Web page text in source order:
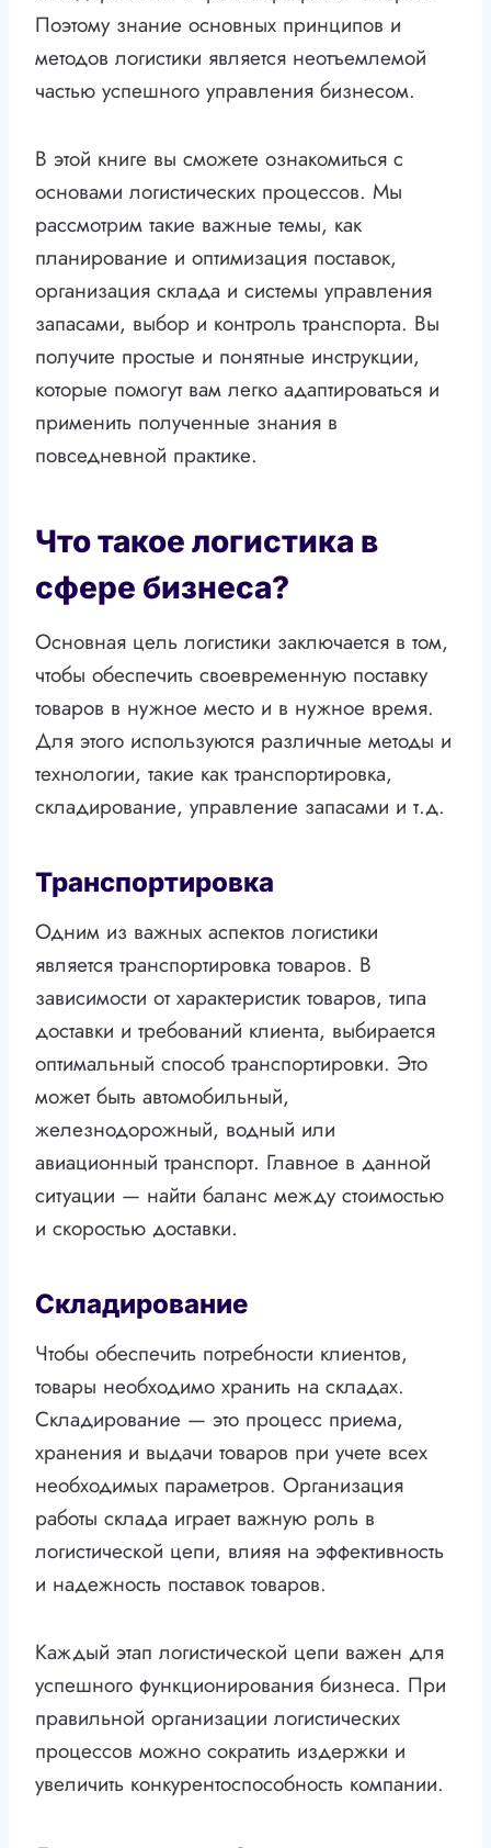
Поэтому знание основных принципов и
методов логистики является неотъемлемой
частью успешного управления бизнесом.
В этой книге вы сможете ознакомиться с
основами логистических процессов. Мы
рассмотрим такие важные темы, как
планирование и оптимизация поставок,
организация склада и системы управления
запасами, выбор и контроль транспорта. Вы
получите простые и понятные инструкции,
которые помогут вам легко адаптироваться и
применить полученные знания в
повседневной практике.
Что такое логистика в
сфере бизнеса?
Основная цель логистики заключается в том,
чтобы обеспечить своевременную поставку
товаров в нужное место и в нужное время.
Для этого используются различные методы и
технологии, такие как транспортировка,
складирование, управление запасами и т.д.
Транспортировка
Одним из важных аспектов логистики
является транспортировка товаров. В
зависимости от характеристик товаров, типа
доставки и требований клиента, выбирается
оптимальный способ транспортировки. Это
может быть автомобильный,
железнодорожный, водный или
авиационный транспорт. Главное в данной
ситуации — найти баланс между стоимостью
и скоростью доставки.
Складирование
Чтобы обеспечить потребности клиентов,
товары необходимо хранить на складах.
Складирование — это процесс приема,
хранения и выдачи товаров при учете всех
необходимых параметров. Организация
работы склада играет важную роль в
логистической цепи, влияя на эффективность
и надежность поставок товаров.
Каждый этап логистической цепи важен для
успешного функционирования бизнеса. При
правильной организации логистических
процессов можно сократить издержки и
увеличить конкурентоспособность компании.